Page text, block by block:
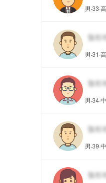
男·33·
男·31·
男·34·
男·39·